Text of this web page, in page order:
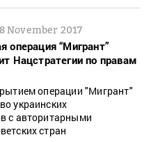
November 2017
операция “Мигрант”
Нацстратегии по правам
операции "Мигрант"
украинских
с авторитарными
стран